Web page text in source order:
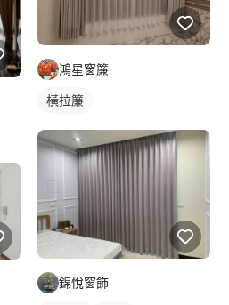
鴻星窗簾
橫拉簾
錦悅窗飾